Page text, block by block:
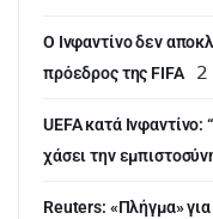
Ο Ινφαντίνο δεν
πρόεδρος της FIFA
2
UEFA κατά Ινφαντίνο:
χάσει την
Reuters: «Πλήγμα»